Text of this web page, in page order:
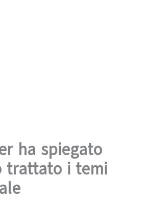
ha spiegato
trattato i temi